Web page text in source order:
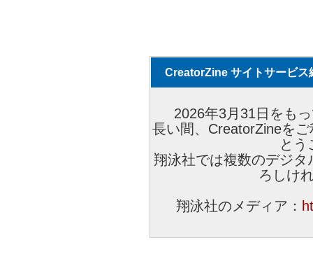
CreatorZine サイトサービス
2026年3月31日をも
長い間、CreatorZineを
とう
翔泳社では複数のデジ
ろしけ
翔泳社のメディア：